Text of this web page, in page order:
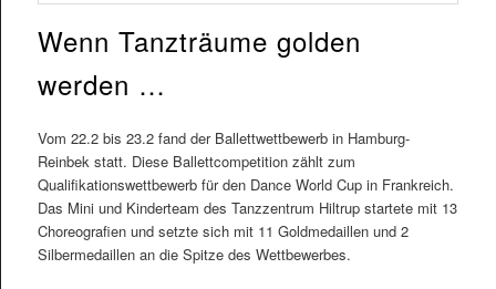
Wenn Tanzträume golden
werden …
Vom 22.2 bis 23.2 fand der Ballettwettbewerb in Hamburg-
Reinbek statt. Diese Ballettcompetition zählt zum
Qualifikationswettbewerb für den Dance World Cup in Frankreich.
Das Mini und Kinderteam des Tanzzentrum Hiltrup startete mit 13
Choreografien und setzte sich mit 11 Goldmedaillen und 2
Silbermedaillen an die Spitze des Wettbewerbes.